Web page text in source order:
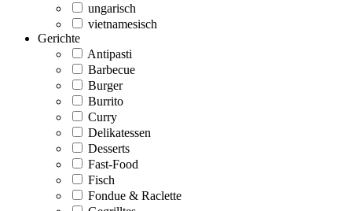
ungarisch
vietnamesisch
Gerichte
Antipasti
Barbecue
Burger
Burrito
Curry
Delikatessen
Desserts
Fast-Food
Fisch
Fondue & Raclette